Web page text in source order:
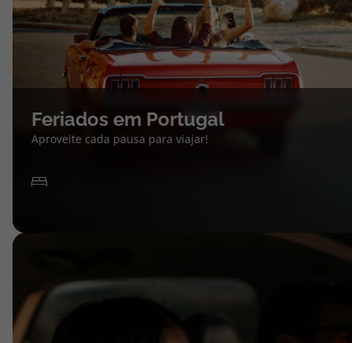
Feriados em Portugal
Aproveite cada pausa para viajar!